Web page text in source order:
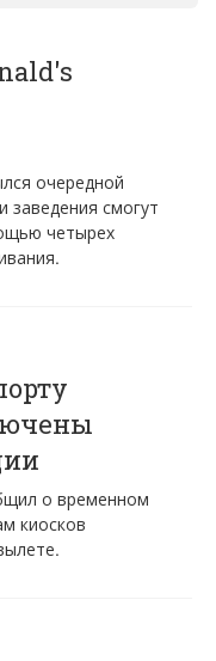
очередной
заведения смогут
четырех
о временном
киосков